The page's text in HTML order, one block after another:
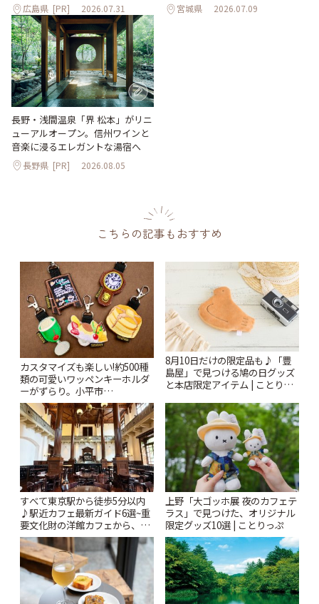
広島県 [PR] 2026.07.31 宮城県 2026.07.09
長野・浅間温泉「界 松本」がリニ
ューアルオープン。信州ワインと
音楽に浸るエレガントな湯宿へ
長野県 [PR] 2026.08.05
こちらの記事もおすすめ
カスタマイズも楽しい!約500種
類の可愛いワッペンキーホルダ
ーがずらり。小平市
「Kimamaya T&K」 | ことりっ
ぷ
8月10日だけの限定品も♪「豊
島屋」で見つける鳩の日グッズ
と本店限定アイテム | ことりっ
すべて東京駅から徒歩5分以内
♪駅近カフェ最新ガイド6選~重
要文化財の洋館カフェから、改
札すぐのレトロ喫茶まで~ | こと
りっぷ
上野「大ゴッホ展 夜のカフェテ
ラス」で見つけた、オリジナル
限定グッズ10選 | ことりっぷ